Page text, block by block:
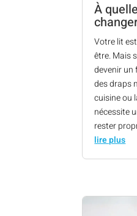
À
Votre lit
être. Mais
devenir un
des draps
cuisine ou
nécessite
rester
lire plus